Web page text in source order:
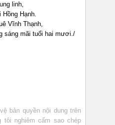
linh,
Hồng Hạnh.
Vĩnh Thạnh,
sáng mãi tuổi hai mươi./
bản quyền nội dung trên
tôi nghiêm cấm sao chép